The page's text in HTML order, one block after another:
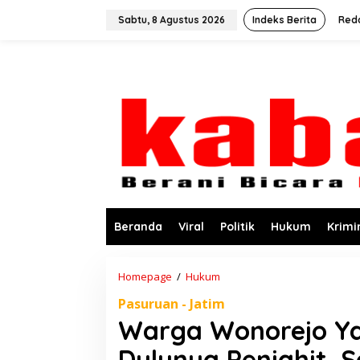
Sabtu, 8 Agustus 2026 Indeks Berita
Beranda Viral Politik Hukum
Homepage / Hukum
r
a
W
Pasuruan - Jatim
Warga Wonorejo